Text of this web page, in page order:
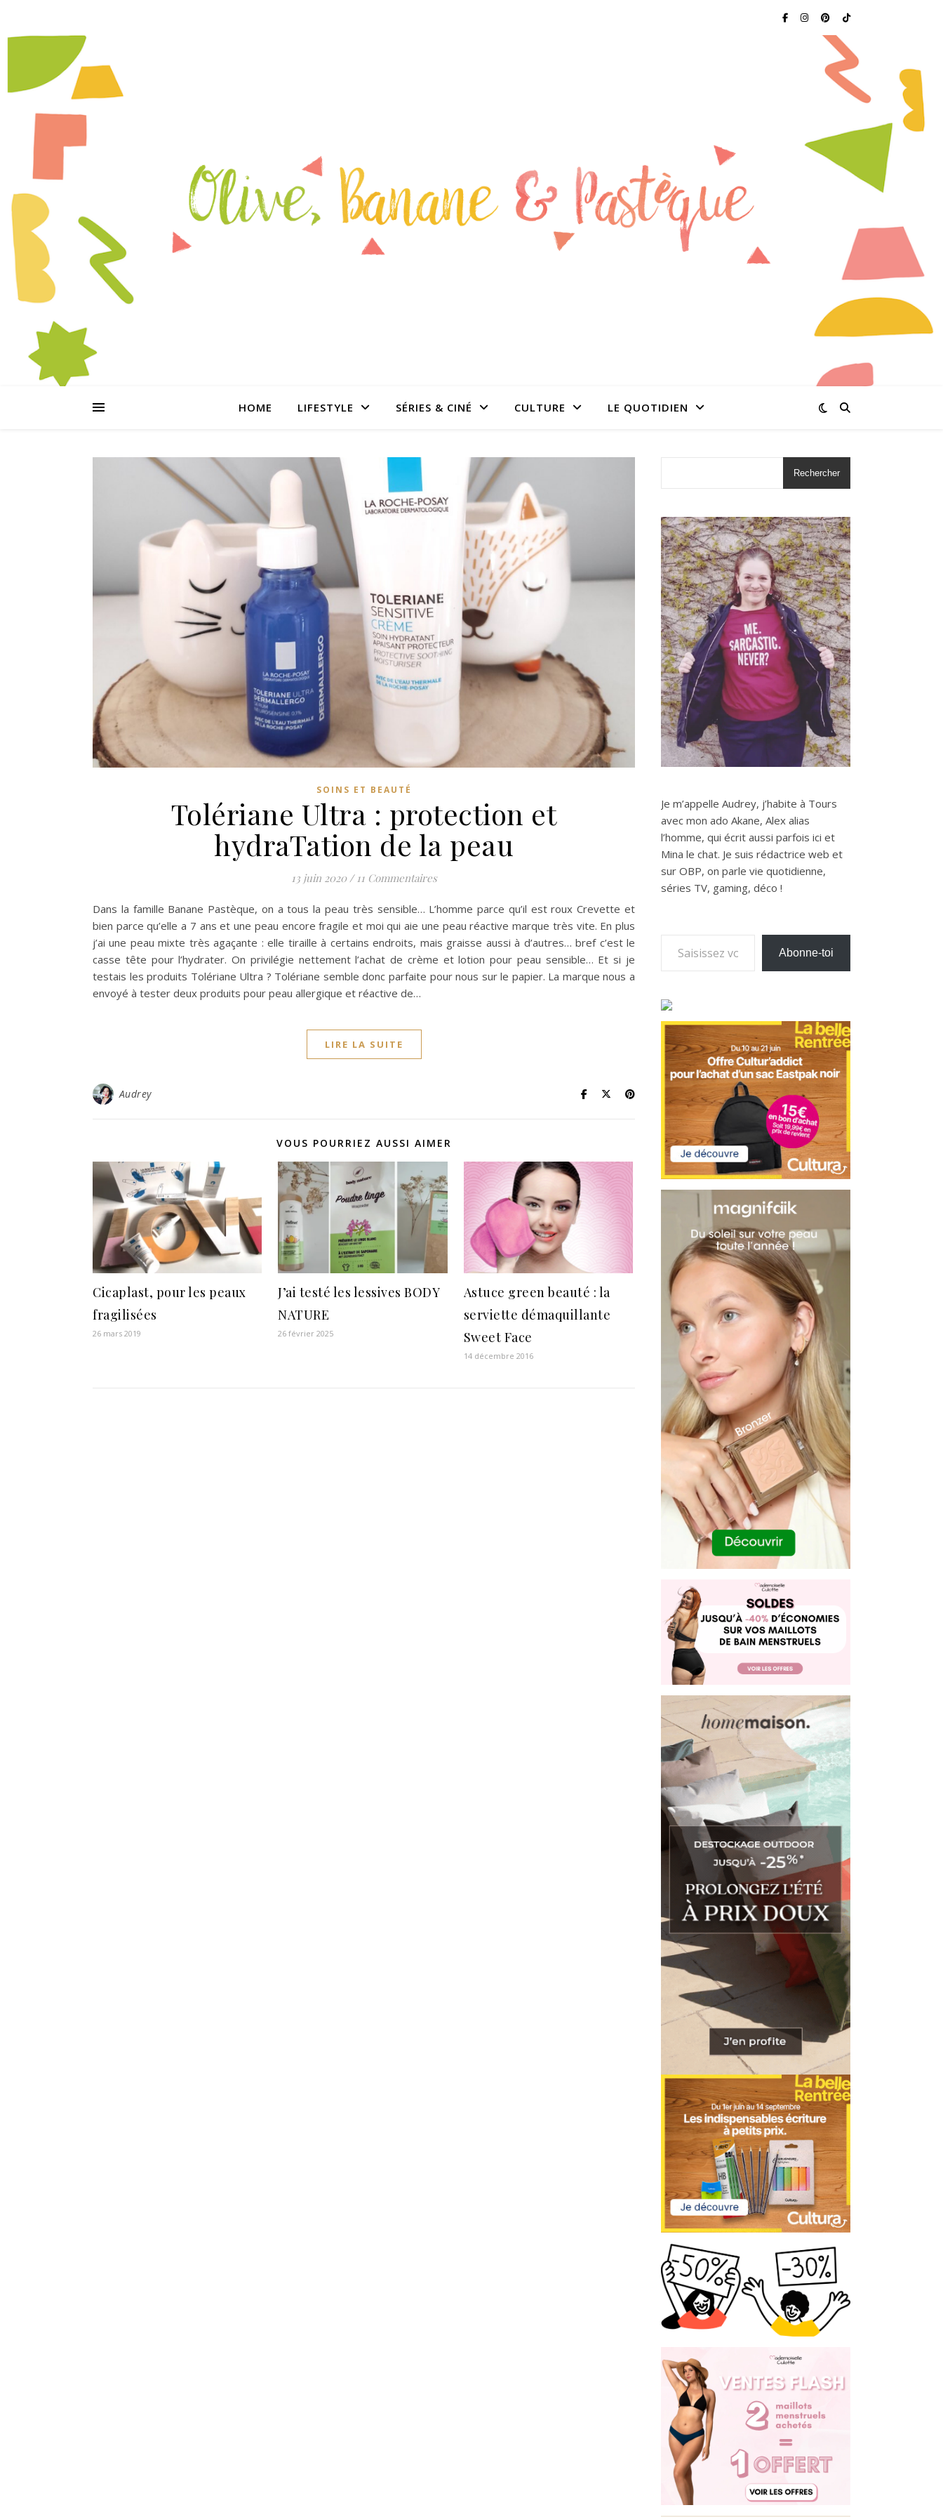
HOME LIFESTYLE SÉRIES & CINÉ CULTURE LE QUOTIDIEN
SOINS ET BEAUTÉ
Tolériane Ultra : protection et
hydraTation de la peau
13 juin 2020 / 11 Commentaires
Dans la famille Banane Pastèque, on a tous la peau très sensible… L’homme parce qu’il est roux Crevette et
bien parce qu’elle a 7 ans et une peau encore fragile et moi qui aie une peau réactive marque très vite. En plus
j’ai une peau mixte très agaçante : elle tiraille à certains endroits, mais graisse aussi à d’autres… bref c’est le
casse tête pour l’hydrater. On privilégie nettement l’achat de crème et lotion pour peau sensible… Et si je
testais les produits Tolériane Ultra ? Tolériane semble donc parfaite pour nous sur le papier. La marque nous a
envoyé à tester deux produits pour peau allergique et réactive de…
LIRE LA SUITE
Audrey
VOUS POURRIEZ AUSSI AIMER
Cicaplast, pour les peaux
fragilisées
26 mars 2019
J’ai testé les lessives BODY
NATURE
26 février 2025
Astuce green beauté : la
serviette démaquillante
Sweet Face
14 décembre 2016
Rechercher
Je m’appelle Audrey, j’habite à Tours
avec mon ado Akane, Alex alias
l’homme, qui écrit aussi parfois ici et
Mina le chat. Je suis rédactrice web et
sur OBP, on parle vie quotidienne,
séries TV, gaming, déco !
Saisissez votre adresse e-mail…
Abonne-toi